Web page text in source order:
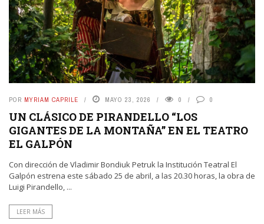
POR MYRIAM CAPRILE MAYO 23, 2026 0 0
UN CLÁSICO DE PIRANDELLO “LOS
GIGANTES DE LA MONTAÑA” EN EL TEATRO
EL GALPÓN
Con dirección de Vladimir Bondiuk Petruk la Institución Teatral El
Galpón estrena este sábado 25 de abril, a las 20.30 horas, la obra de
Luigi Pirandello, ...
LEER MÁS